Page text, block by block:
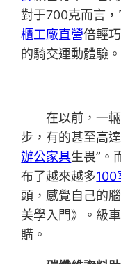
對于700克而言
櫃工廠直營倍輕
的騎交運動體驗。
在以前，一
步，有的甚至高
辦公家具生畏”。
布了越來越多100
頭，感覺自己的
美學入門》。級
購。